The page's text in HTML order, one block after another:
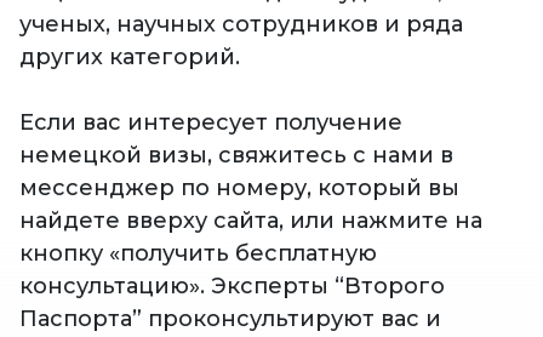
ученых, научных сотрудников и ряда
других категорий.
Если вас интересует получение
немецкой визы, свяжитесь с нами в
мессенджер по номеру, который вы
найдете вверху сайта, или нажмите на
кнопку «получить бесплатную
консультацию». Эксперты “Второго
Паспорта” проконсультируют вас и